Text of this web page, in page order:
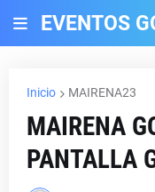
EVENTOS
Inicio MAIRENA23
MAIRENA
PANTALLA